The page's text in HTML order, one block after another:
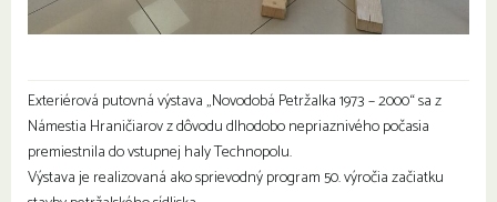
Exteriérová putovná výstava „Novodobá Petržalka 1973 – 2000“ sa z
Námestia Hraničiarov z dôvodu dlhodobo nepriaznivého počasia
premiestnila do vstupnej haly Technopolu.
Výstava je realizovaná ako sprievodný program 50. výročia začiatku